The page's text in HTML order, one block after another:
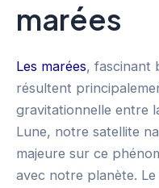
marées
Les marées, fascinant
résultent
gravitationnelle entre
Lune, notre satellite
majeure sur ce
avec notre planète. Le